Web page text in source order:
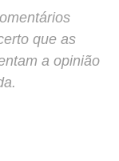
que as
a opinião